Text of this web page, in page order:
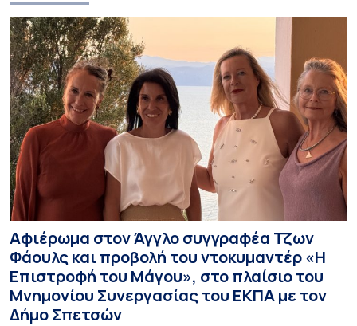
Αφιέρωμα στον Άγγλο συγγραφέα Τζων
Φάουλς και προβολή του ντοκυμαντέρ «Η
Επιστροφή του Μάγου», στο πλαίσιο του
Μνημονίου Συνεργασίας του ΕΚΠΑ με τον
Δήμο Σπετσών